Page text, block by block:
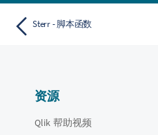
Sterr - 脚本函数
资源
Qlik 帮助视频